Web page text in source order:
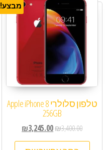
מבצע!
טלפון סלולרי Apple iPhone 8
256GB
₪3,400.00
₪3,245.00